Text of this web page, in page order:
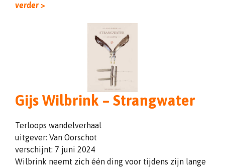
verder >
Gijs Wilbrink – Strangwater
Terloops wandelverhaal
uitgever: Van Oorschot
verschijnt: 7 juni 2024
Wilbrink neemt zich één ding voor tijdens zijn lange